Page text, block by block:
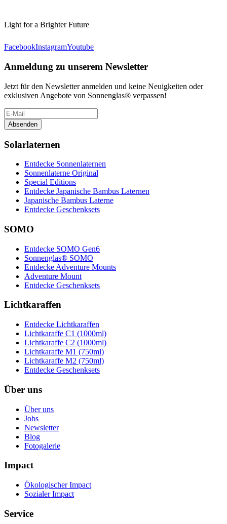
Light for a Brighter Future
FacebookInstagramYoutube
Anmeldung zu unserem Newsletter
Jetzt für den Newsletter anmelden und keine Neuigkeiten oder
exklusiven Angebote von Sonnenglas® verpassen!
Absenden
Solarlaternen
Entdecke Sonnenlaternen
Sonnenlaterne Original
Special Editions
Entdecke Japanische Bambus Laternen
Japanische Bambus Laterne
Entdecke Geschenksets
SOMO
Entdecke SOMO Gen6
Sonnenglas® SOMO
Entdecke Adventure Mounts
Adventure Mount
Entdecke Geschenksets
Lichtkaraffen
Entdecke Lichtkaraffen
Lichtkaraffe C1 (1000ml)
Lichtkaraffe C2 (1000ml)
Lichtkaraffe M1 (750ml)
Lichtkaraffe M2 (750ml)
Entdecke Geschenksets
Über uns
Über uns
Jobs
Newsletter
Blog
Fotogalerie
Impact
Ökologischer Impact
Sozialer Impact
Service